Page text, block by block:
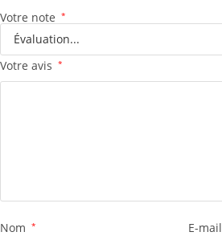
Votre note *
Votre avis *
Nom * E-mail